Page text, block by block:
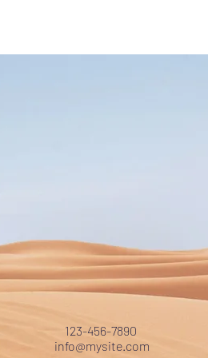
123-456-7890
info@mysite.com